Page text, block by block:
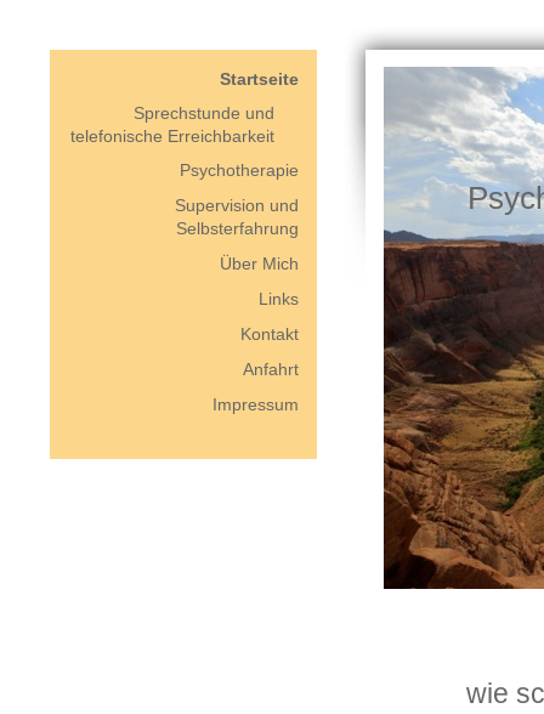
Startseite
Sprechstunde und
telefonische Erreichbarkeit
Psychotherapie
Supervision und
Selbsterfahrung
Über Mich
Links
Kontakt
Anfahrt
Impressum
wie